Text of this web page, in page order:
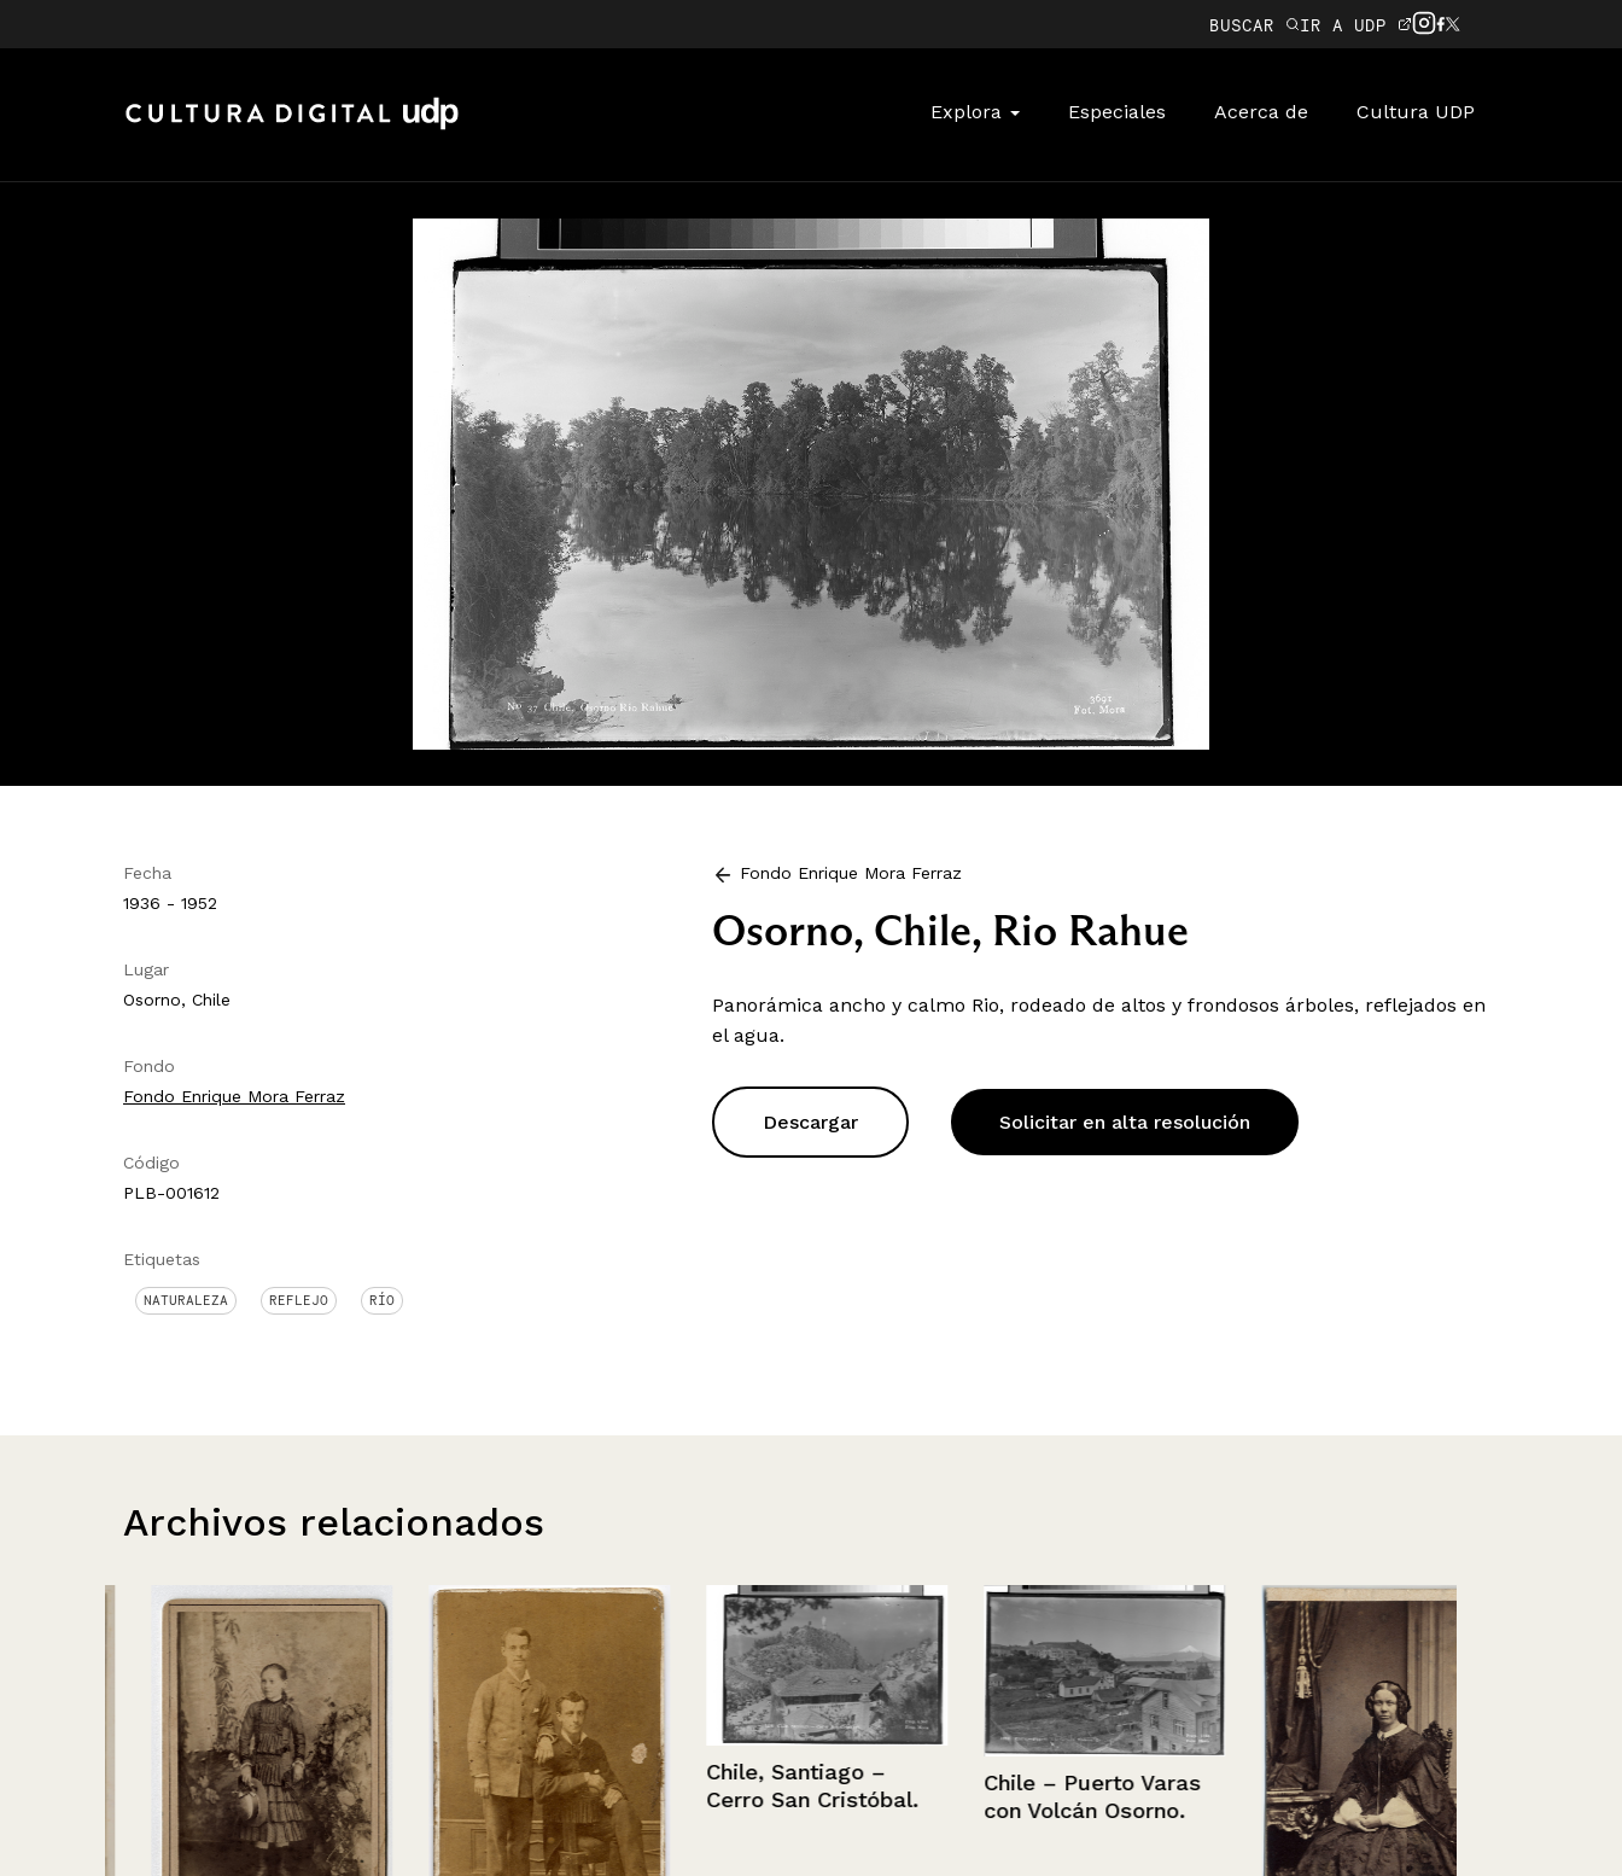
BUSCAR IR A UDP
Explora Especiales Acerca de Cultura UDP
Fecha
1936 - 1952
Lugar
Osorno, Chile
Fondo
Fondo Enrique Mora Ferraz
Código
PLB-001612
Etiquetas
NATURALEZA REFLEJO RÍO
Fondo Enrique Mora Ferraz
Osorno, Chile, Rio Rahue
Panorámica ancho y calmo Rio, rodeado de altos y frondosos árboles, reflejados en
el agua.
Descargar Solicitar en alta resolución
Archivos relacionados
Chile, Santiago –
Cerro San Cristóbal.
Chile – Puerto Varas
con Volcán Osorno.